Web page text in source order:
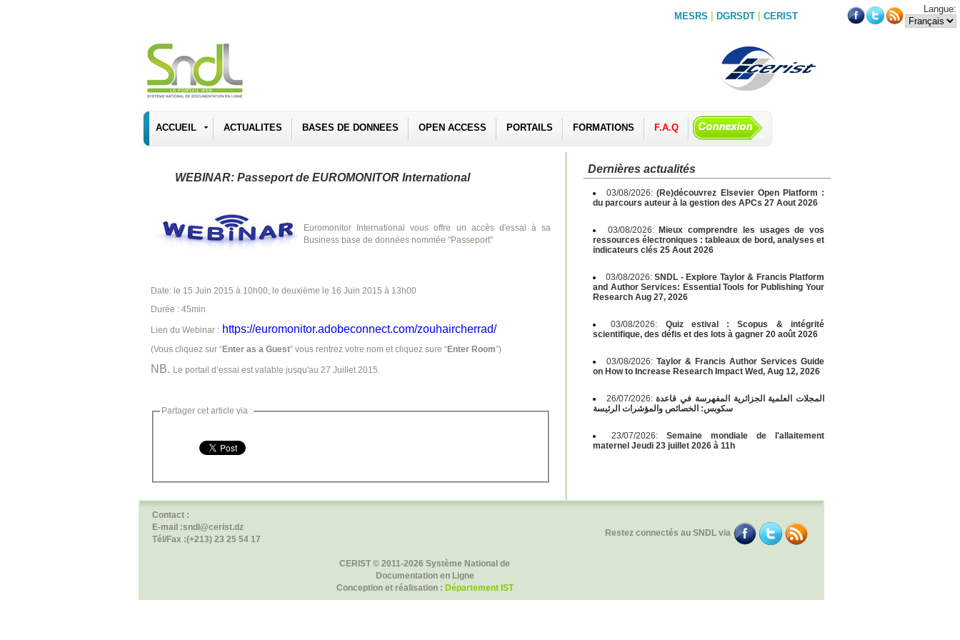
MESRS | DGRSDT | CERIST
Langue:
ACCUEIL ACTUALITES BASES DE DONNEES OPEN ACCESS PORTAILS FORMATIONS F.A.Q
WEBINAR: Passeport de EUROMONITOR International
Euromonitor International vous offre un accès d'essai à sa
Business base de données nommée "Passeport"
Date: le 15 Juin 2015 à 10h00, le deuxième le 16 Juin 2015 à 13h00
Durée : 45min
Lien du Webinar : https://euromonitor.adobeconnect.com/zouhaircherrad/
(Vous cliquez sur “Enter as a Guest” vous rentrez votre nom et cliquez sure “Enter Room”)
NB. Le portail d’essai est valable jusqu'au 27 Juillet 2015.
Partager cet article via :
Dernières actualités
03/08/2026:(Re)découvrez Elsevier Open Platform :
du parcours auteur à la gestion des APCs 27 Aout 2026
03/08/2026: Mieux comprendre les usages de vos
ressources électroniques : tableaux de bord, analyses et
indicateurs clés 25 Aout 2026
03/08/2026: SNDL - Explore Taylor & Francis Platform
and Author Services: Essential Tools for Publishing Your
Research Aug 27, 2026
03/08/2026: Quiz estival : Scopus & intégrité
scientifique, des défis et des lots à gagner 20 août 2026
03/08/2026: Taylor & Francis Author Services Guide
on How to Increase Research Impact Wed, Aug 12, 2026
26/07/2026:المجلات العلمية الجزائرية المفهرسة في قاعدة
سكوبس: الخصائص والمؤشرات الرئيسة
23/07/2026: Semaine mondiale de l'allaitement
maternel Jeudi 23 juillet 2026 à 11h
Contact :
E-mail :sndl@cerist.dz
Tél/Fax :(+213) 23 25 54 17
Restez connectés au SNDL via
CERIST © 2011-2026 Système National de
Documentation en Ligne
Conception et réalisation : Département IST